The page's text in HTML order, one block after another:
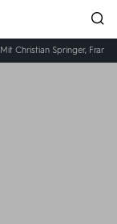
Mit Christian Springer,